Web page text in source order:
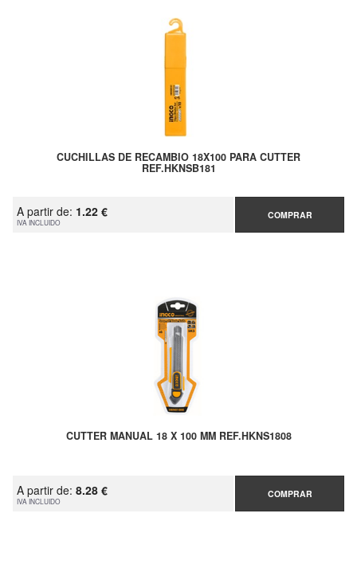
CUCHILLAS DE RECAMBIO 18X100 PARA CUTTER
REF.HKNSB181
A partir de: 1.22 €
IVA INCLUIDO
COMPRAR
CUTTER MANUAL 18 X 100 MM REF.HKNS1808
A partir de: 8.28 €
IVA INCLUIDO
COMPRAR